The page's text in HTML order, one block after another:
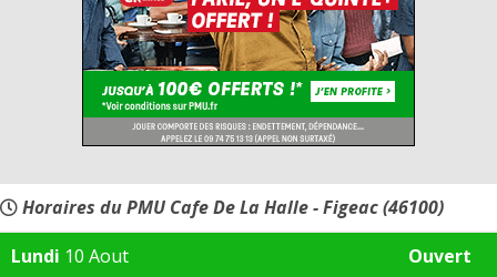
Horaires du PMU Cafe De La Halle - Figeac (46100)
Lundi 10 Aout Ouvert